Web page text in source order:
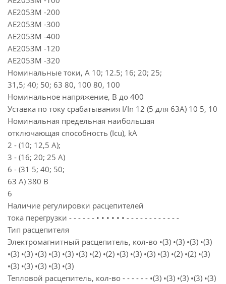
АЕ2053М -200
АЕ2053М -300
АЕ2053М -400
АЕ2053М -120
АЕ2053М -320
Номинальные токи, А 10; 12.5; 16; 20; 25;
31,5; 40; 50; 63 80, 100 80, 100
Номинальное напряжение, В до 400
Уставка по току срабатывания I/In 12 (5 для 63А) 10 5, 10
Номинальная предельная наибольшая
отключающая способность (Icu), kA
2 - (10; 12,5 А);
3 - (16; 20; 25 А)
6 - (31 5; 40; 50;
63 А) 380 В
6
Наличие регулировки расцепителей
тока перегрузки - - - - - - • • • • • • - - - - - - - - - - - -
Тип расцепителя
Электромагнитный расцепитель, кол-во •(3) •(3) •(3) •(3)
•(3) •(3) •(3) •(3) •(3) •(3) •(2) •(2) •(3) •(3) •(3) •(3) •(2) •(2) •(3)
•(3) •(3) •(3) •(3) •(3)
Тепловой расцепитель, кол-во - - - - - - •(3) •(3) •(3) •(3) •(3)